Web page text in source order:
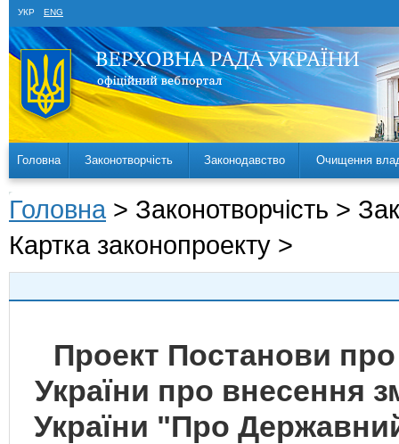
УКР ENG
Головна Законотворчість Законодавство Очищення
Головна > Законотворчість >
Картка законопроекту >
Проект Постанови
України про внесення
України "Про